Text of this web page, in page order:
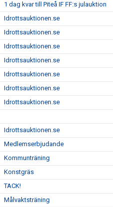
1 dag kvar till Piteå IF FF:s julauktion
Idrottsauktionen.se
Idrottsauktionen.se
Idrottsauktionen.se
Idrottsauktionen.se
Idrottsauktionen.se
Idrottsauktionen.se
Idrottsauktionen.se
Idrottsauktionen.se
Medlemserbjudande
Kommunträning
Konstgräs
TACK!
Målvaktsträning